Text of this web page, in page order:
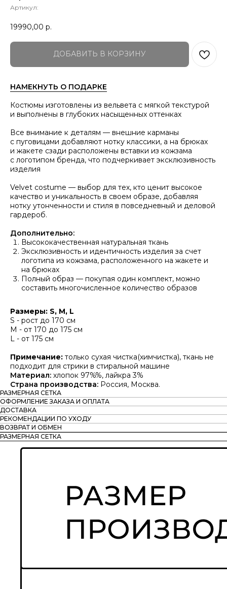
Артикул:
19990,00 р.
ДОБАВИТЬ В КОРЗИНУ
НАМЕКНУТЬ О ПОДАРКЕ
Костюмы изготовлены из вельвета с мягкой текстурой
и выполнены в глубоких насыщенных оттенках
Все внимание к деталям — внешние карманы
с пуговицами добавляют нотку классики, а на брюках
и жакете сзади расположены вставки из кожзама
с логотипом бренда, что подчеркивает эксклюзивность
изделия
Velvet costume — выбор для тех, кто ценит высокое
качество и уникальность в своем образе, добавляя
нотку утонченности и стиля в повседневный и деловой
гардероб.
Дополнительно:
Высококачественная натуральная ткань
Эксклюзивность и идентичность изделия за счет
логотипа из кожзама, расположенного на жакете и
на брюках
Полный образ — покупая один комплект, можно
составить многочисленное количество образов
Размеры: S, M, L
S - рост до 170 см
М - от 170 до 175 см
L - от 175 см
Примечание: только сухая чистка(химчистка), ткань не
подходит для стрики в стиральной машине
Материал: хлопок 97%%, лайкра 3%
Страна производства: Россия, Москва.
РАЗМЕРНАЯ СЕТКА
ОФОРМЛЕНИЕ ЗАКАЗА И ОПЛАТА
ДОСТАВКА
РЕКОМЕНДАЦИИ ПО УХОДУ
ВОЗВРАТ И ОБМЕН
РАЗМЕРНАЯ СЕТКА